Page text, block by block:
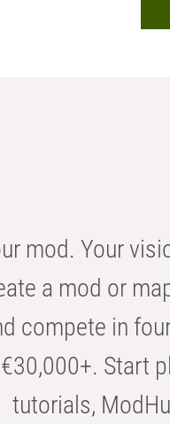
mod. Your
a mod or
compete in
€30,000+. Start
tutorials,